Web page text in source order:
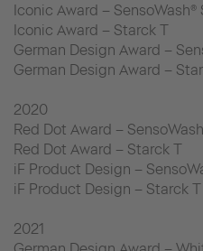
Iconic Award – SensoWash®
Iconic Award – Starck T
German Design Award –
German Design Award –
2020
Red Dot Award –
Red Dot Award – Starck T
iF Product Design –
iF Product Design – Starck T
2021